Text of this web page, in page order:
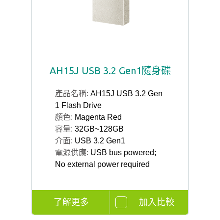
AH15J USB 3.2 Gen1隨身碟
產品名稱: AH15J USB 3.2 Gen
1 Flash Drive
顏色: Magenta Red
容量: 32GB~128GB
介面: USB 3.2 Gen1
電源供應: USB bus powered;
No external power required
了解更多 加入比較